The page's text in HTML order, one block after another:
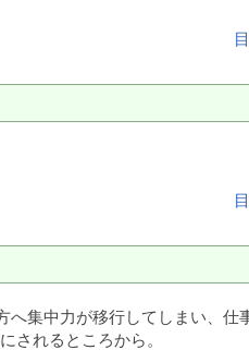
へ集中力が移行してしまい、仕
されるところから。